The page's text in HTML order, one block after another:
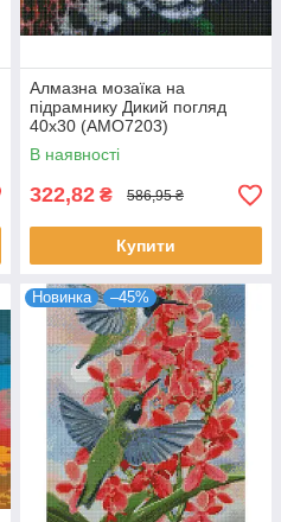
Алмазна мозаїка на
підрамнику Дикий погляд
40х30 (AMO7203)
В наявності
322,82 ₴ 586,95 ₴
Купити
Новинка –45%